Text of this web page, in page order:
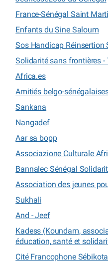
France-Sénégal Saint
Enfants du Sine Saloum
Sos Handicap Réinsertion
Solidarité sans frontières -
Africa.es
Amitiés belgo-
Sankana
Nangadef
Aar sa bopp
Associazione Culturale
Bannalec Sénégal
Association des jeunes
Sukhali
And - Jeef
Kadess (Koundam,
éducation, santé et
Cité Francophone